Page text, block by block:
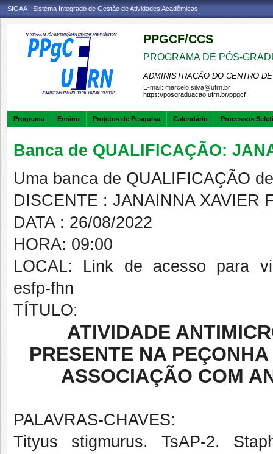
SIGAA - Sistema Integrado de Gestão de Atividades Acadêmicas
PPGCF/CCS
PROGRAMA DE PÓS-
ADMINISTRAÇÃO DO CENTRO
E-mail: marcelo.silva@ufrn.br
https://posgraduacao.ufrn.br/ppgcf
Programa Ensino Projetos de Pesquisa Calendário Processos
Banca de QUALIFICAÇÃO:
Uma banca de QUALIFICAÇÃO
DISCENTE : JANAINNA XAVIER
DATA : 26/08/2022
HORA: 09:00
LOCAL: Link de acesso para
esfp-fhn
TÍTULO:
ATIVIDADE
PRESENTE NA
ASSOCIAÇÃO COM
PALAVRAS-CHAVES:
Tityus stigmurus. TsAP-2.